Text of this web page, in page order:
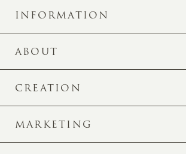
INFORMATION
ABOUT
CREATION
MARKETING